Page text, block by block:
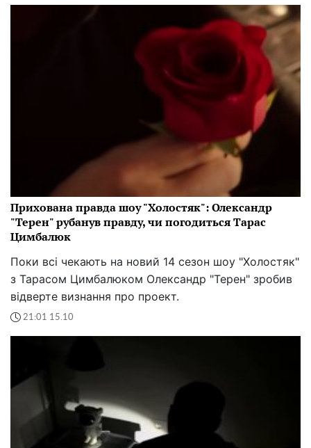
Прихована правда шоу "Холостяк": Олександр
"Терен" рубанув правду, чи погодиться Тарас
Цимбалюк
Поки всі чекають на новий 14 сезон шоу "Холостяк"
з Тарасом Цимбалюком Олександр "Терен" зробив
відверте визнання про проект.
21:01 15.10